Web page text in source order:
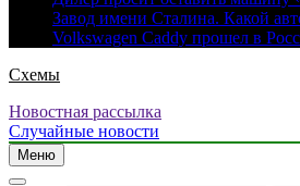
Завод имени Сталина. Какой
Volkswagen Caddy прошел в
Схемы
Новостная рассылка
Случайные новости
Меню